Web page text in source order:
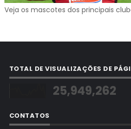
Veja os mascotes dos principais
TOTAL DE VISUALIZAÇÕES DE
25,949,262
CONTATOS